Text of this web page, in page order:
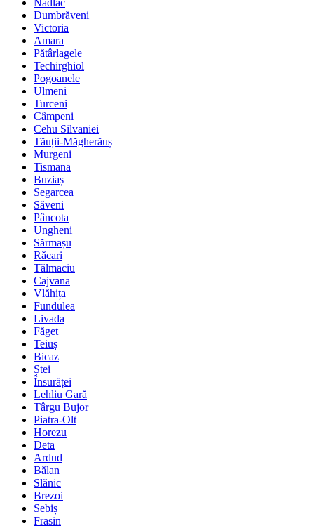
Nădlac
Dumbrăveni
Victoria
Amara
Pătârlagele
Techirghiol
Pogoanele
Ulmeni
Turceni
Câmpeni
Cehu Silvaniei
Tăuții-Măgherăuș
Murgeni
Tismana
Buziaș
Segarcea
Săveni
Pâncota
Ungheni
Sărmașu
Răcari
Tălmaciu
Cajvana
Vlăhița
Fundulea
Livada
Făget
Teiuș
Bicaz
Ștei
Însurăței
Lehliu Gară
Târgu Bujor
Piatra-Olt
Horezu
Deta
Ardud
Bălan
Slănic
Brezoi
Sebiș
Frasin